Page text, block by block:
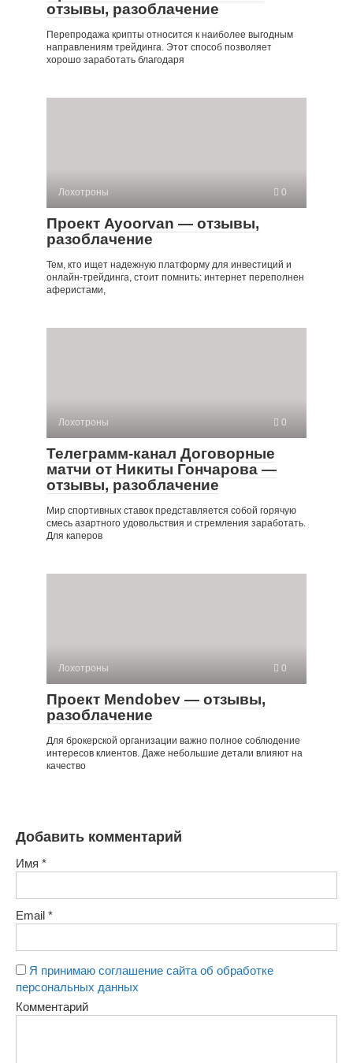
отзывы, разоблачение
Перепродажа крипты относится к наиболее выгодным
направлениям трейдинга. Этот способ позволяет
хорошо заработать благодаря
Лохотроны 0
Проект Ayoorvan — отзывы,
разоблачение
Тем, кто ищет надежную платформу для инвестиций и
онлайн-трейдинга, стоит помнить: интернет переполнен
аферистами,
Лохотроны 0
Телеграмм-канал Договорные
матчи от Никиты Гончарова —
отзывы, разоблачение
Мир спортивных ставок представляется собой горячую
смесь азартного удовольствия и стремления заработать.
Для каперов
Лохотроны 0
Проект Mendobev — отзывы,
разоблачение
Для брокерской организации важно полное соблюдение
интересов клиентов. Даже небольшие детали влияют на
качество
Добавить комментарий
Имя *
Email *
Я принимаю соглашение сайта об обработке
персональных данных
Комментарий